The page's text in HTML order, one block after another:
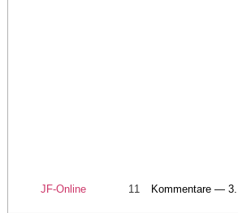
JF-Online 11 Kommentare —